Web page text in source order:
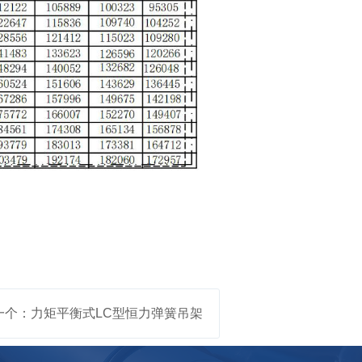
个：力矩平衡式LC型恒力弹簧吊架